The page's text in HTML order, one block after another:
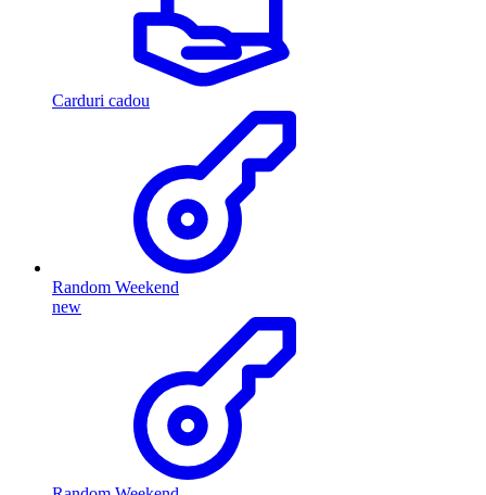
Carduri cadou
Random Weekend
new